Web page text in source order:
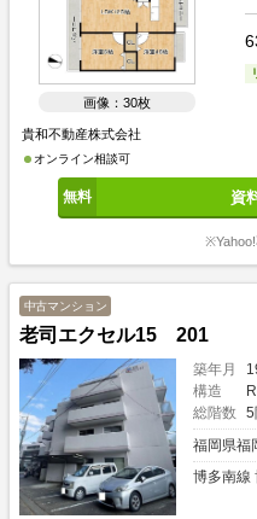
画像：30枚
貴和不動産株式会社
オンライン相談可
資
中古マンション
老司エクセル15 201
築年月
構造
総階数
5
福岡県福
博多南線